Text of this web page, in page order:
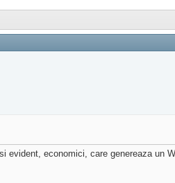
economici, care genereaza un